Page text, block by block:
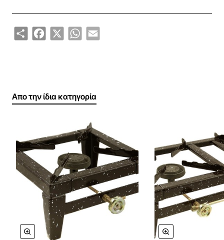
ShareFacebook
X WhatsApp
Email
Απο την ίδια κατηγορία